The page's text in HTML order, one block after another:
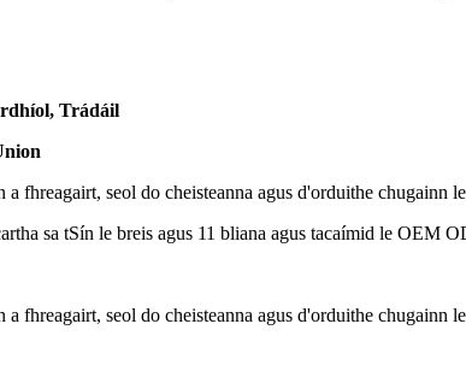
Trádáil
a fhreagairt, seol do cheisteanna agus d'orduithe chugainn
sa tSín le breis agus 11 bliana agus tacaímid le OEM
a fhreagairt, seol do cheisteanna agus d'orduithe chugainn